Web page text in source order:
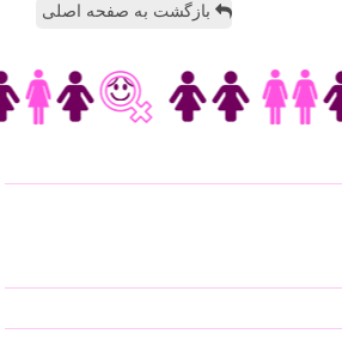
بازگشت به صفحه اصلی